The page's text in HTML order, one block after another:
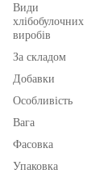
Види
хлібобулочних
виробів
За складом
Добавки
Особливість
Вага
Фасовка
Упаковка